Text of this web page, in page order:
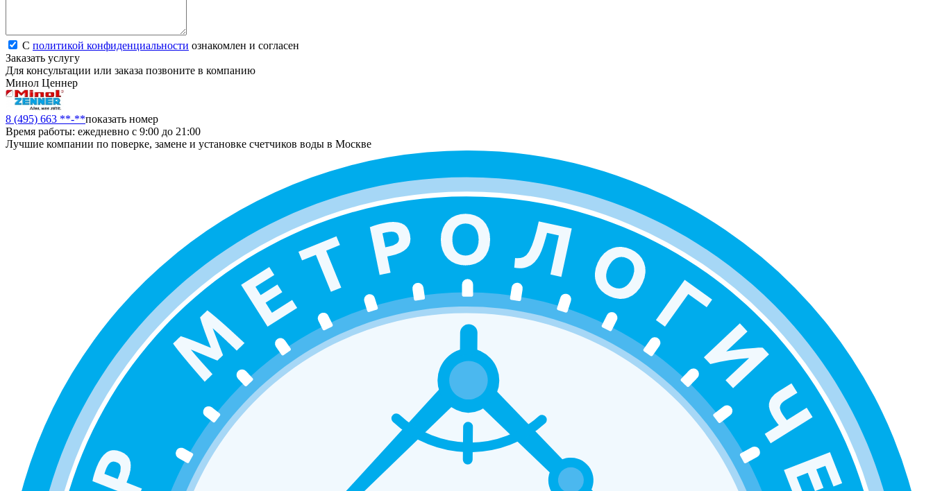
С политикой конфиденциальности ознакомлен и согласен
Заказать услугу
Для консультации или заказа позвоните в компанию
Минол Ценнер
8 (495) 663 **-**показать номер
Время работы: ежедневно с 9:00 до 21:00
Лучшие компании по поверке, замене и установке счетчиков воды в Москве